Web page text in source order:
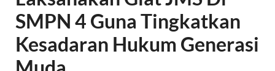
SMPN 4 Guna Tingkatkan
Kesadaran Hukum Generasi